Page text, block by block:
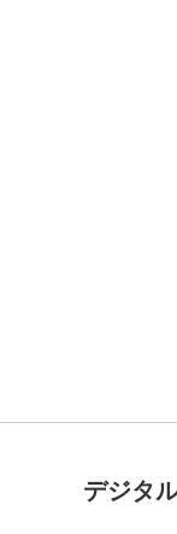
デジタ